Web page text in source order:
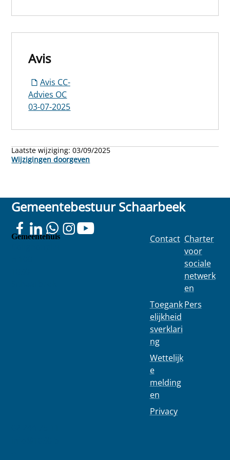
Avis
Avis CC-
Advies OC
03-07-2025
Laatste wijziging:03/09/2025
Wijzigingen doorgeven
Gemeentebestuur Schaarbeek
Gemeentehuis Contact
Toegank
elijkheid
sverklari
ng
Wettelijk
e
melding
en
Privacy
Charter
voor
sociale
netwerk
en
Pers